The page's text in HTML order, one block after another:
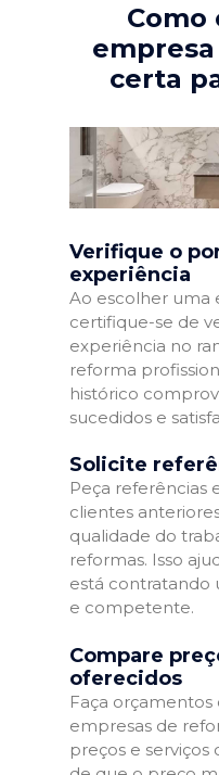
Como
certa
Verifique o
experiência
Ao escolher uma
certifique-se de
experiência no
reforma
histórico
sucedidos e
Solicite
Peça referências
clientes
qualidade do
reformas. Isso
está contratando
e competente.
Compare
oferecidos
Faça
empresas de
preços e serviços